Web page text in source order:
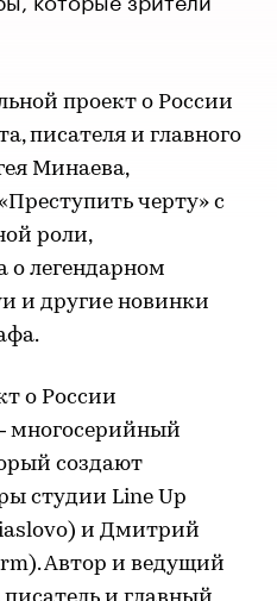
проект о России
писателя и главного
Минаева,
черту» c
роли,
о легендарном
и другие новинки
о России
многосерийный
создают
студии Line Up
и Дмитрий
Автор и ведущий